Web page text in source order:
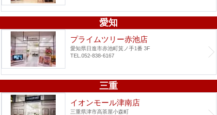
愛知
プライムツリー赤池店
愛知県日進市赤池町箕ノ手1番 3F
TEL.052-838-6167
三重
イオンモール津南店
三重県津市高茶屋小森町